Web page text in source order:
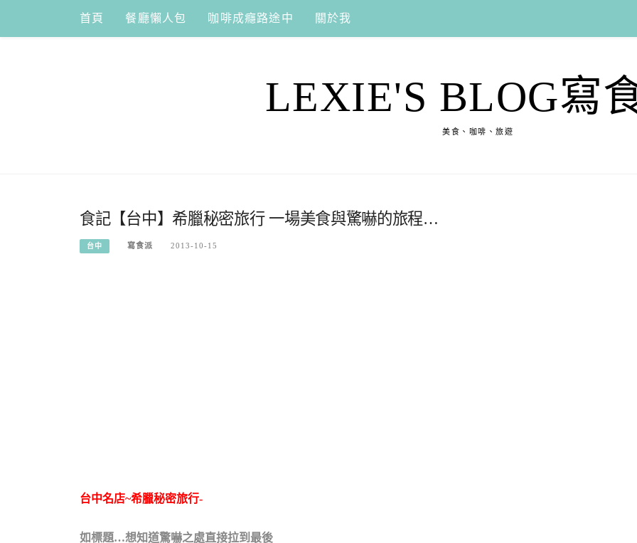
content
首頁 餐廳懶人包 咖啡成癮路途中 關於我
LEXIE'S BLOG寫
美食、咖啡、旅遊
食記【台中】希臘秘密旅行 一場美食與驚嚇的旅程…
台中 寫食派 2013-10-15
台中名店~希臘秘密旅行-
如標題…想知道驚嚇之處直接拉到最後